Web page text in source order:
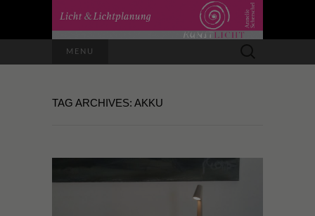
MENU
nach:
TAG ARCHIVES: AKKU